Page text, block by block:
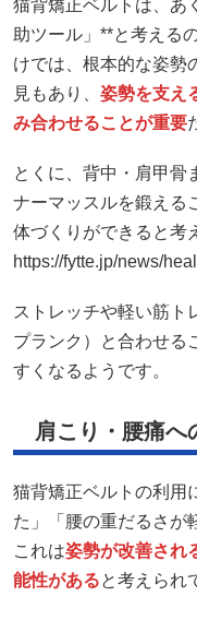
猫背矯正ベルトは、あ
助ツール」**と考える
けでは、根本的な姿勢
見もあり、 姿勢を支え
み合わせることが重要
とくに、背中・肩甲骨
ナーマッスルを鍛える
体づくりができると考
https://fytte.jp/news/
ストレッチや軽い筋ト
プランク）と合わせる
すくなるようです。
肩こり・腰痛へ
猫背矯正ベルトの利用
た」「腰の重だるさが
これは姿勢が改善され
能性があると考えられ